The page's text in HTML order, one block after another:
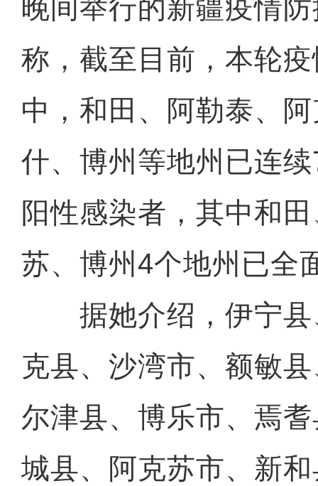
晚间举行的新疆疫情
称，截至目前，本轮
中，和田、阿勒泰、
什、博州等地州已连
阳性感染者，其中和
苏、博州4个地州已全
据她介绍，伊宁县
克县、沙湾市、额敏
尔津县、博乐市、焉
城县、阿克苏市、新